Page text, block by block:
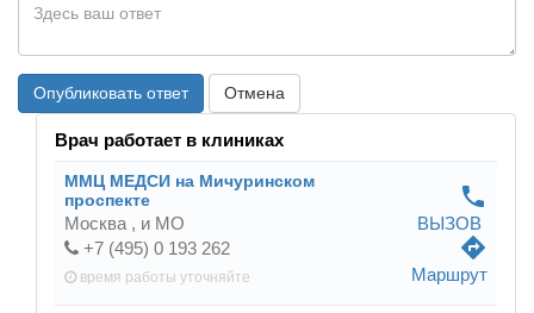
Опубликовать ответ Отмена
Врач работает в клиниках
ММЦ МЕДСИ на Мичуринском
проспекте
Москва , и МО
+7 (495) 0 193 262
время работы уточняйте
phone
ВЫЗОВ
directions
Маршрут